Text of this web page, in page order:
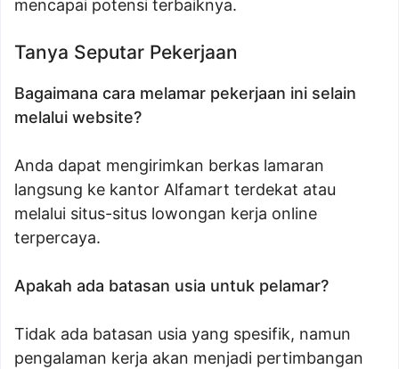
mencapai potensi terbaiknya.
Tanya Seputar Pekerjaan
Bagaimana cara melamar pekerjaan ini selain
melalui website?
Anda dapat mengirimkan berkas lamaran
langsung ke kantor Alfamart terdekat atau
melalui situs-situs lowongan kerja online
terpercaya.
Apakah ada batasan usia untuk pelamar?
Tidak ada batasan usia yang spesifik, namun
pengalaman kerja akan menjadi pertimbangan